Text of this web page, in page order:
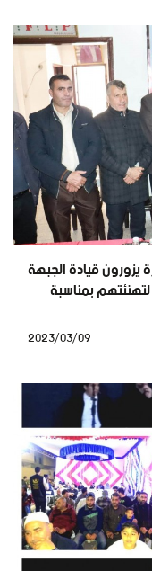
يزورون قيادة الجبهة
بمناسبة